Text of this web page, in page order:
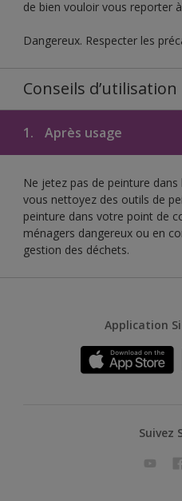
de bien vouloir vous reporter
Dangereux. Respecter les
Conseils d’utilisation
1. Après usage
Ne jetez pas de peinture
vous nettoyez des outils de
peinture dans votre point de
ménagers dangereux ou en
gestion des déchets.
Application
Suivez